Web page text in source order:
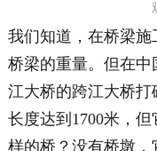
我们知道，在桥梁
桥梁的重量。但在
江大桥的跨江大桥
长度达到1700米，
样的桥？没有桥墩，